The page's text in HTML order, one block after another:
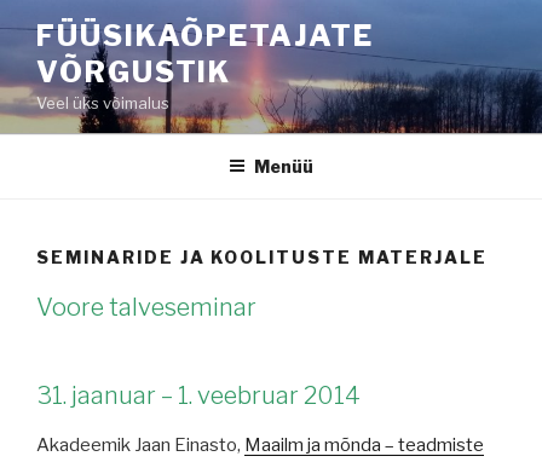
juurde
FÜÜSIKAÕPETAJATE
VÕRGUSTIK
Veel üks võimalus
Menüü
SEMINARIDE JA KOOLITUSTE MATERJALE
Voore talveseminar
31. jaanuar – 1. veebruar 2014
Akadeemik Jaan Einasto, Maailm ja mõnda – teadmiste